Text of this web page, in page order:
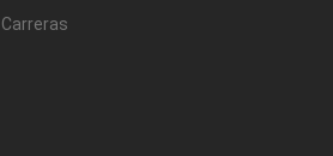
Carreras